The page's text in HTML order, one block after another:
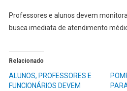
Professores e alunos devem
busca imediata de atendimento
Relacionado
ALUNOS, PROFESSORES E
FUNCIONÁRIOS DEVEM